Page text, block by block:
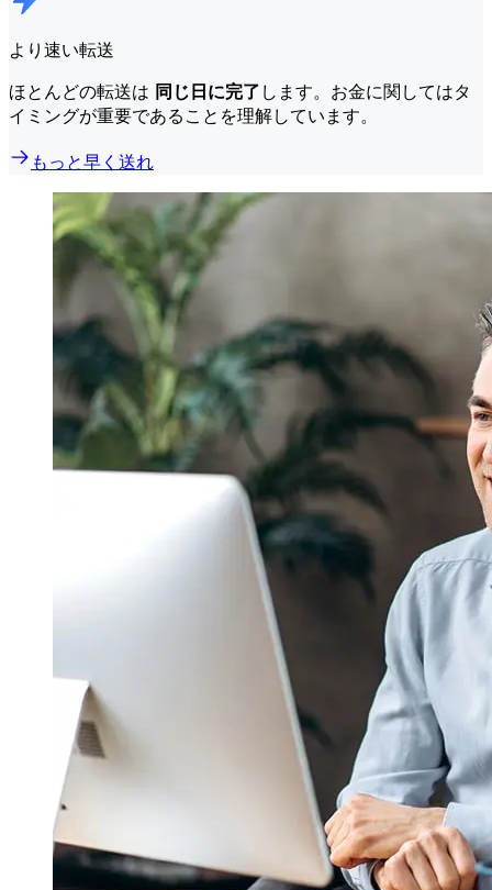
より速い転送
ほとんどの転送は 同じ日に完了 します。お金に関してはタ
イミングが重要であることを理解しています。
もっと早く送れ